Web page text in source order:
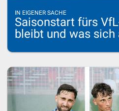
IN EIGENER SACHE
Saisonstart fürs
bleibt und was sich